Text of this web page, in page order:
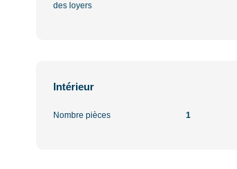
des loyers
Intérieur
Nombre pièces 1